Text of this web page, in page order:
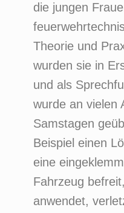
die jungen
Theorie und
wurden sie in
und als
wurde an vielen
Samstagen
Beispiel einen
eine
Fahrzeug
anwendet,